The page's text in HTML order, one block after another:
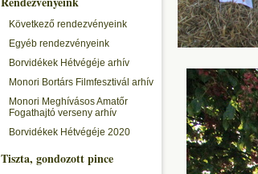
Következő rendezvényeink
Egyéb rendezvényeink
Borvidékek Hétvégéje arhív
Monori Bortárs Filmfesztivál arhív
Monori Meghívásos Amatőr
Fogathajtó verseny arhív
Borvidékek Hétvégéje 2020
Tiszta, gondozott pince